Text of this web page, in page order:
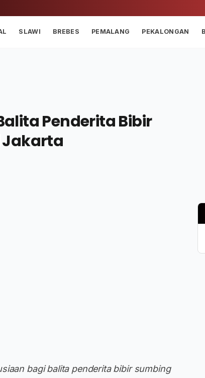
SLAWI BREBES PEMALANG PEKALONGAN
Penderita Bibir
Jakarta
bagi balita penderita bibir sumbing